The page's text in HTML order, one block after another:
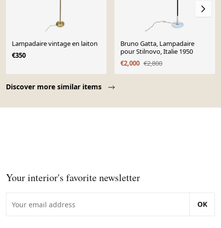
Discover more similar items
Lampadaire vintage en laiton
€350
Bruno Gatta, Lampadaire
pour Stilnovo, Italie 1950
€2,000 €2,800
Your interior's favorite newsletter
OK